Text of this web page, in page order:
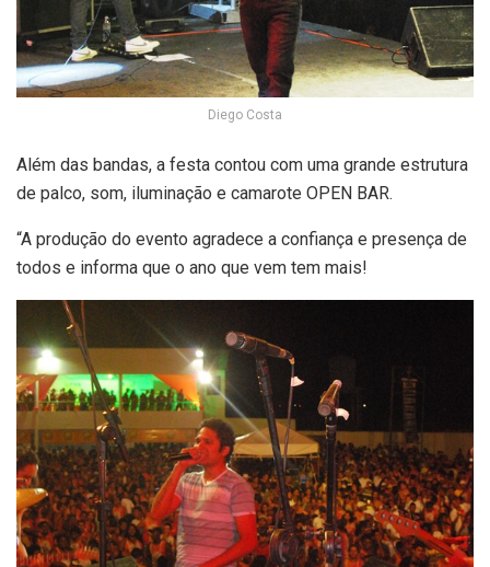
Diego Costa
Além das bandas, a festa contou com uma grande estrutura
de palco, som, iluminação e camarote OPEN BAR.
“A produção do evento agradece a confiança e presença de
todos e informa que o ano que vem tem mais!